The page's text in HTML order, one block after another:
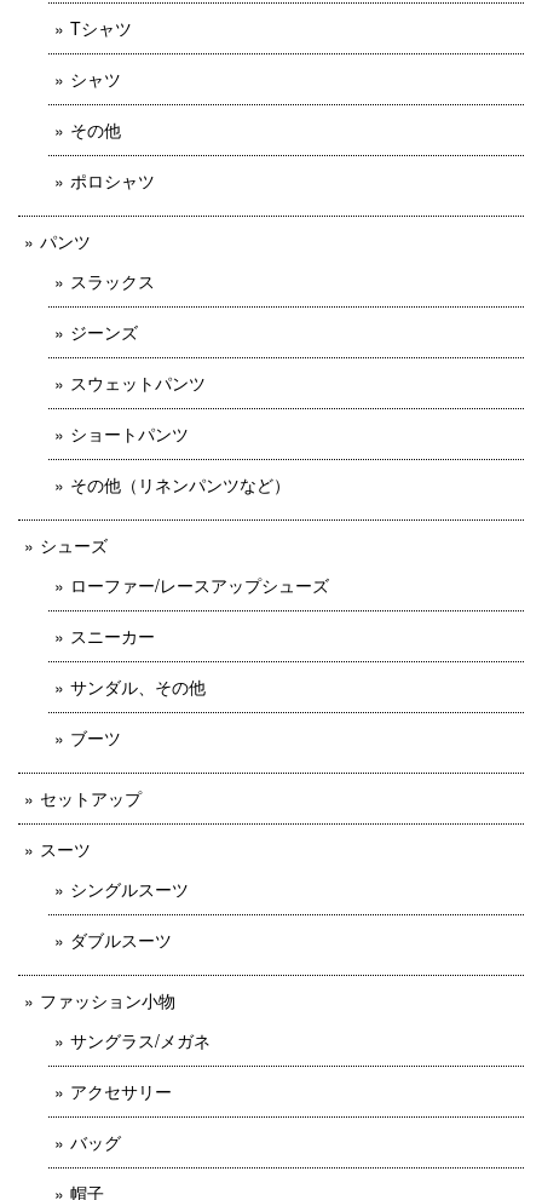
Tシャツ
シャツ
その他
ポロシャツ
パンツ
スラックス
ジーンズ
スウェットパンツ
ショートパンツ
その他（リネンパンツなど）
シューズ
ローファー/レースアップシューズ
スニーカー
サンダル、その他
ブーツ
セットアップ
スーツ
シングルスーツ
ダブルスーツ
ファッション小物
サングラス/メガネ
アクセサリー
バッグ
帽子